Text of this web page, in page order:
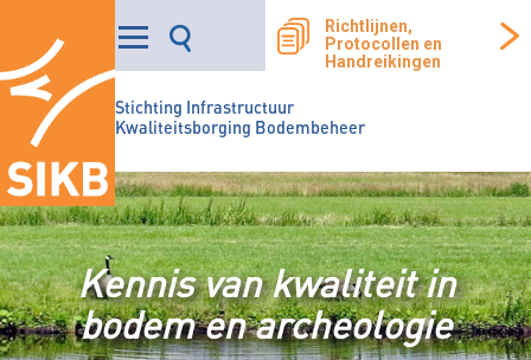
Stichting Infrastructuur
Kwaliteitsborging Bodembeheer
Richtlijnen,
Protocollen en
Handreikingen
Kennis van kwaliteit in
bodem en archeologie